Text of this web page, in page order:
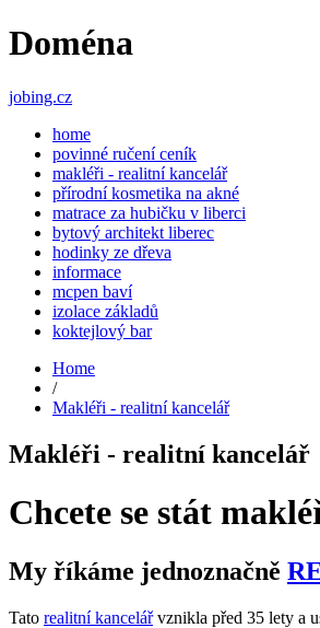
Doména
jobing.cz
home
povinné ručení ceník
makléři - realitní kancelář
přírodní kosmetika na akné
matrace za hubičku v liberci
bytový architekt liberec
hodinky ze dřeva
informace
mcpen baví
izolace základů
koktejlový bar
Home
/
Makléři - realitní kancelář
Makléři - realitní kancelář
Chcete se stát
My říkáme jednoznačně
Tato realitní kancelářvznikla před 35 lety a